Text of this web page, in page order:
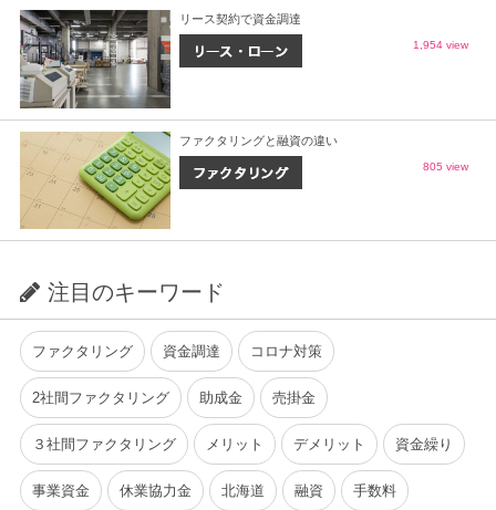
リース契約で資金調達
1,954 view
ファクタリングと融資の違い
805 view
注目のキーワード
ファクタリング 資金調達 コロナ対策
2社間ファクタリング 助成金 売掛金
３社間ファクタリング メリット デメリット 資金繰り
事業資金 休業協力金 北海道 融資 手数料